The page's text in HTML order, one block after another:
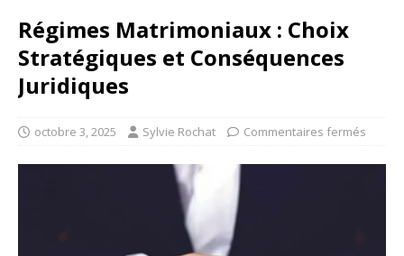
Régimes Matrimoniaux : Choix
Stratégiques et Conséquences
Juridiques
octobre 3, 2025 Sylvie Rochat Commentaires fermés